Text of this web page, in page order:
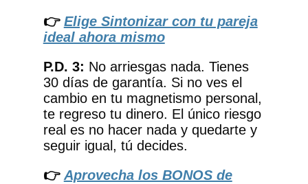
👉 Elige Sintonizar con tu pareja
ideal ahora mismo
P.D. 3: No arriesgas nada. Tienes
30 días de garantía. Si no ves el
cambio en tu magnetismo personal,
te regreso tu dinero. El único riesgo
real es no hacer nada y quedarte y
seguir igual, tú decides.
👉 Aprovecha los BONOS de